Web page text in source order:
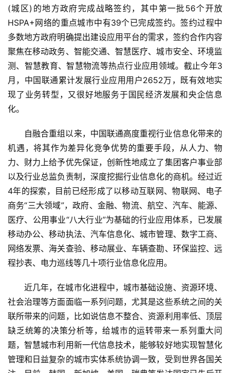
(城区)的地方政府完成战略签约，其中第一批56个开放
HSPA+网络的重点城市中有39个已完成签约。签约过程中
多数地方政府明确提出建设应用平台的需求，签约合作内容
聚焦在移动政务、智能交通、智慧医疗、城市安全、环境监
测、智慧教育、智慧物流等热点行业应用领域。截止今年3
月，中国联通累计发展行业应用用户2652万，既有效地实
现了业务转型，又很好地服务于国民经济发展和央企信息
化。
自融合重组以来，中国联通高度重视行业信息化带来的
机遇，将其作为差异化竞争优势的重要手段，从人力、物
力、财力上给予优先保证，创新性地成立了集团客户事业部
以及行业总监负责制，深度挖掘行业信息化的商机。经过近
4年的探索，目前已经形成了以移动互联网、物联网、电子
商务“三大领域”，政府、金融、物流、航空、汽车、能源、
医疗、公用事业“八大行业”为基础的行业应用体系，已发展
移动办公、移动执法、汽车信息化、城市管理、数字工商、
网络发票、海关查验、移动展业、车辆查勘、环保监控、远
程抄表、电力巡线等几十项行业信息化应用。
近几年，在城市化进程中，城市基础设施、资源环境、
社会治理等方面面临一系列问题，尤其是这些系统之间的关
联所带来的问题，比如说信息不整合、资源利用率低、顶层
缺乏统筹的决策分析等，给城市的运转带来一系列重大问
题，智慧城市利用新一代信息技术，能够较好地实现智慧化
管理和日益复杂的城市实体系统协调一致，受到世界各国关